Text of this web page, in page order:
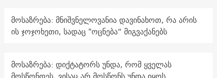
მოსაზრება: მნიშვნელოვანია დავინახოთ, რა არის
ის ჯოჯოხეთი, სადაც "ოცნება“ მიგვაქანებს
მოსაზრება: დიქტატორს უნდა, რომ ყველას